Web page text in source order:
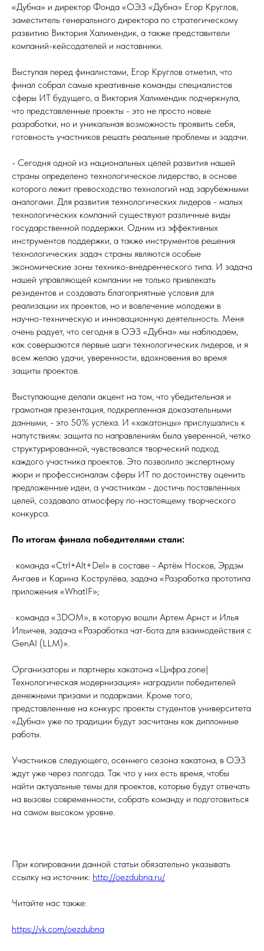
«Дубна» и директор Фонда «ОЭЗ «Дубна» Егор Круглов,
заместитель генерального директора по стратегическому
развитию Виктория Халимендик, а также представители
компаний-кейсодателей и наставники.
Выступая перед финалистами, Егор Круглов отметил, что
финал собрал самые креативные команды специалистов
сферы ИТ будущего, а Виктория Халимендик подчеркнула,
что представленные проекты - это не просто новые
разработки, но и уникальная возможность проявить себя,
готовность участников решать реальные проблемы и задачи.
- Сегодня одной из национальных целей развития нашей
страны определено технологическое лидерство, в основе
которого лежит превосходство технологий над зарубежными
аналогами. Для развития технологических лидеров - малых
технологических компаний существуют различные виды
государственной поддержки. Одним из эффективных
инструментов поддержки, а также инструментов решения
технологических задач страны являются особые
экономические зоны технико-внедренческого типа. И задача
нашей управляющей компании не только привлекать
резидентов и создавать благоприятные условия для
реализации их проектов, но и вовлечение молодежи в
научно-техническую и инновационную деятельность. Меня
очень радует, что сегодня в ОЭЗ «Дубна» мы наблюдаем,
как совершаются первые шаги технологических лидеров, и я
всем желаю удачи, уверенности, вдохновения во время
защиты проектов.
Выступающие делали акцент на том, что убедительная и
грамотная презентация, подкрепленная доказательными
данными, - это 50% успеха. И «хакатонцы» прислушались к
напутствиям: защита по направлениям была уверенной, четко
структурированной, чувствовался творческий подход
каждого участника проектов. Это позволило экспертному
жюри и профессионалам сферы ИТ по достоинству оценить
предложенные идеи, а участникам - достичь поставленных
целей, создавало атмосферу по-настоящему творческого
конкурса.
По итогам финала победителями стали:
· команда «Ctrl+Alt+Del» в составе - Артём Носков, Эрдэм
Ангаев и Карина Кострулёва, задача «Разработка прототипа
приложения «WhatIF»;
· команда «3DOM», в которую вошли Артем Арнст и Илья
Ильичев, задача «Разработка чат-бота для взаимодействия с
GenAI (LLM)».
Организаторы и партнеры хакатона «Цифра.zone|
Технологическая модернизация» наградили победителей
денежными призами и подарками. Кроме того,
представленные на конкурс проекты студентов университета
«Дубна» уже по традиции будут засчитаны как дипломные
работы.
Участников следующего, осеннего сезона хакатона, в ОЭЗ
ждут уже через полгода. Так что у них есть время, чтобы
найти актуальные темы для проектов, которые будут отвечать
на вызовы современности, собрать команду и подготовиться
на самом высоком уровне.
При копировании данной статьи обязательно указывать
ссылку на источник: http://oezdubna.ru/
Читайте нас также:
https://vk.com/oezdubna